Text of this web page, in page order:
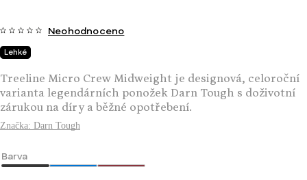
Lehké
Neohodnoceno
Treeline Micro Crew Midweight je designová, celoroční
varianta legendárních ponožek Darn Tough s doživotní
zárukou na díry a běžné opotřebení.
Značka: Darn Tough
Barva